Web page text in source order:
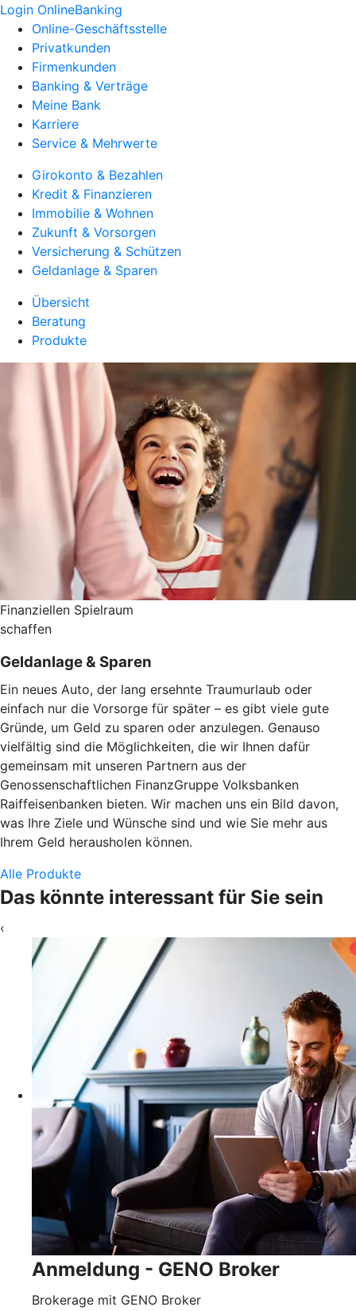
Login OnlineBanking
Online-Geschäftsstelle
Privatkunden
Firmenkunden
Banking & Verträge
Meine Bank
Karriere
Service & Mehrwerte
Girokonto & Bezahlen
Kredit & Finanzieren
Immobilie & Wohnen
Zukunft & Vorsorgen
Versicherung & Schützen
Geldanlage & Sparen
Übersicht
Beratung
Produkte
Finanziellen Spielraum
schaffen
Geldanlage & Sparen
Ein neues Auto, der lang ersehnte Traumurlaub oder
einfach nur die Vorsorge für später – es gibt viele gute
Gründe, um Geld zu sparen oder anzulegen. Genauso
vielfältig sind die Möglichkeiten, die wir Ihnen dafür
gemeinsam mit unseren Partnern aus der
Genossenschaftlichen FinanzGruppe Volksbanken
Raiffeisenbanken bieten. Wir machen uns ein Bild davon,
was Ihre Ziele und Wünsche sind und wie Sie mehr aus
Ihrem Geld herausholen können.
Alle Produkte
Das könnte interessant für Sie sein
‹
Anmeldung - GENO Broker
Brokerage mit GENO Broker